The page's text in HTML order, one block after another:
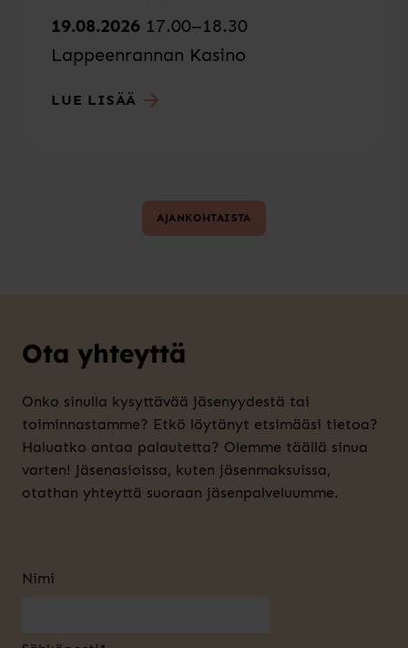
19.08.2026 17.00–18.30
Lappeenrannan Kasino
LUE LISÄÄ
AJANKOHTAISTA
Ota yhteyttä
Onko sinulla kysyttävää jäsenyydestä tai
toiminnastamme? Etkö löytänyt etsimääsi tietoa?
Haluatko antaa palautetta? Olemme täällä sinua
varten! Jäsenasioissa, kuten jäsenmaksuissa,
otathan yhteyttä suoraan jäsenpalveluumme.
Nimi